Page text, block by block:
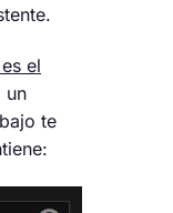
el
un
te